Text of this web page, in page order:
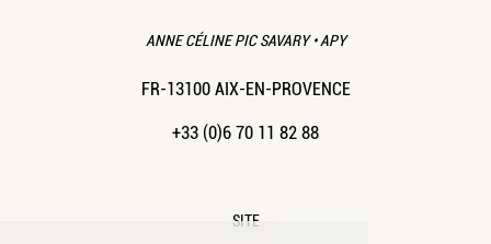
ANNE CÉLINE PIC SAVARY • APY
FR-13100 AIX-EN-PROVENCE
+33 (0)6 70 11 82 88
SITE